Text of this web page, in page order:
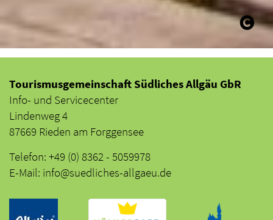
Tourismusgemeinschaft Südliches Allgäu GbR
Info- und Servicecenter
Lindenweg 4
87669 Rieden am Forggensee
Telefon: +49 (0) 8362 - 5059978
E-Mail: info@suedliches-allgaeu.de